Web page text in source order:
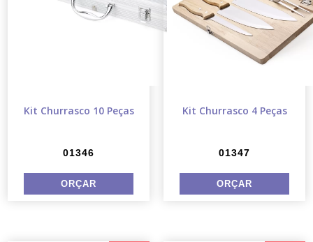
Kit Churrasco 10 Peças
01346
Kit Churrasco 4 Peças
01347